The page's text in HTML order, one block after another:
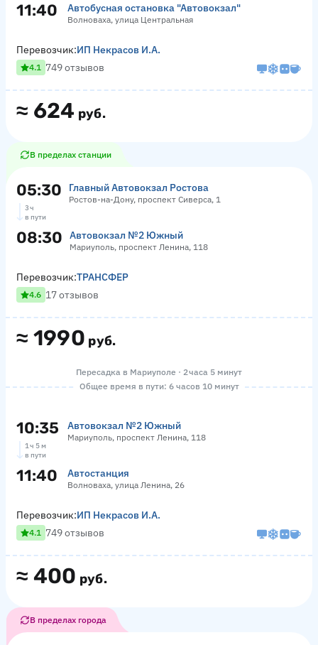
11:40 Автобусная остановка "Автовокзал"
Волноваха, улица Центральная
≈ 624 руб.
Перевозчик:ИП Некрасов И.А.
4.1 749 отзывов
В пределах станции
05:30 Главный Автовокзал Ростова
Ростов-на-Дону, проспект Сиверса, 1
3 ч
в пути
08:30 Автовокзал №2 Южный
Мариуполь, проспект Ленина, 118
≈ 1990 руб.
Перевозчик:ТРАНСФЕР
4.6 17 отзывов
Пересадка в Мариуполе · 2 часа 5 минут
Общее время в пути: 6 часов 10 минут
10:35 Автовокзал №2 Южный
Мариуполь, проспект Ленина, 118
1 ч 5 м
в пути
11:40 Автостанция
Волноваха, улица Ленина, 26
≈ 400 руб.
Перевозчик:ИП Некрасов И.А.
4.1 749 отзывов
В пределах города